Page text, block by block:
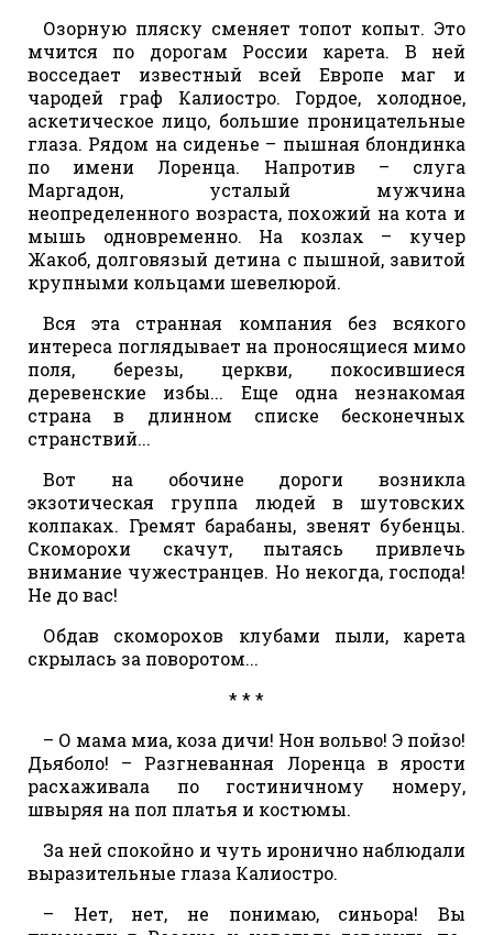
Озорную пляску сменяет топот копыт. Это
мчится по дорогам России карета. В ней
восседает известный всей Европе маг и
чародей граф Калиостро. Гордое, холодное,
аскетическое лицо, большие проницательные
глаза. Рядом на сиденье – пышная блондинка
по имени Лоренца. Напротив – слуга
Маргадон, усталый мужчина
неопределенного возраста, похожий на кота и
мышь одновременно. На козлах – кучер
Жакоб, долговязый детина с пышной, завитой
крупными кольцами шевелюрой.
Вся эта странная компания без всякого
интереса поглядывает на проносящиеся мимо
поля, березы, церкви, покосившиеся
деревенские избы... Еще одна незнакомая
страна в длинном списке бесконечных
странствий...
Вот на обочине дороги возникла
экзотическая группа людей в шутовских
колпаках. Гремят барабаны, звенят бубенцы.
Скоморохи скачут, пытаясь привлечь
внимание чужестранцев. Но некогда, господа!
Не до вас!
Обдав скоморохов клубами пыли, карета
скрылась за поворотом...
* * *
– О мама миа, коза дичи! Нон вольво! Э пойзо!
Дьяболо! – Разгневанная Лоренца в ярости
расхаживала по гостиничному номеру,
швыряя на пол платья и костюмы.
За ней спокойно и чуть иронично наблюдали
выразительные глаза Калиостро.
– Нет, нет, не понимаю, синьора! Вы